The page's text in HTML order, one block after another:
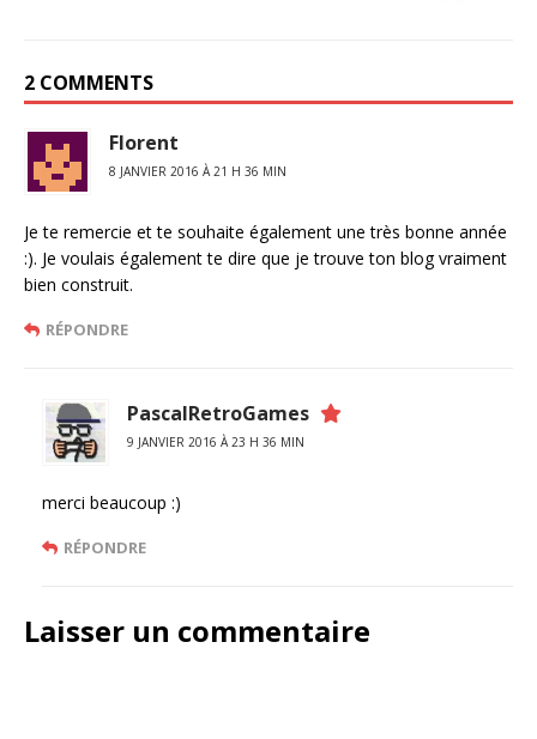
2 COMMENTS
Florent
8 JANVIER 2016 À 21 H 36 MIN
Je te remercie et te souhaite également une très bonne année
:). Je voulais également te dire que je trouve ton blog vraiment
bien construit.
RÉPONDRE
PascalRetroGames
9 JANVIER 2016 À 23 H 36 MIN
merci beaucoup :)
RÉPONDRE
Laisser un commentaire